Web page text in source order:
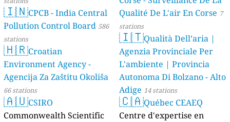
🇮🇳CPCB - India Central
Pollution Control Board 586
stations
🇭🇷Croatian
Environment Agency -
Agencija Za Zaštitu Okoliša
66 stations
🇦🇺CSIRO
Commonwealth Scientific
Qualité De L'air En Corse 7
stations
🇮🇹Qualità Dell’aria |
Agenzia Provinciale Per
L'ambiente | Provincia
Autonoma Di Bolzano - Alto
Adige 14 stations
🇨🇦Québec CEAEQ
Centre d'expertise en